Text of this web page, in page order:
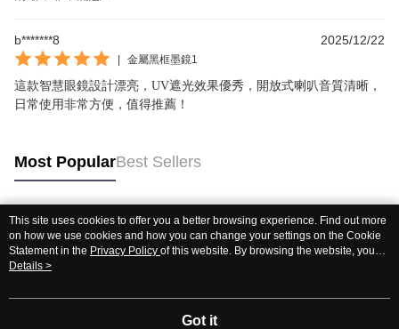
b*******8 2025/12/22
金屬黑框墨鏡1
這款智慧眼鏡設計漂亮，UV遮光效果優秀，開放式喇叭音質清晰，
日常使用非常方便，值得推薦！
Most PopularBest Sellers
Popular Tags
This site uses cookies to offer you a better browsing experience. Find out more
on how we use cookies and how you can change your settings on the Cookie
Statement in the Privacy Policy of this website. By browsing the website, you
agree to our use of cookies as described in our Cookie Statement.
Details >
Got it